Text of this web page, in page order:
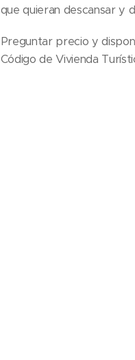
que quieran descansar y
Preguntar precio y
Código de Vivienda